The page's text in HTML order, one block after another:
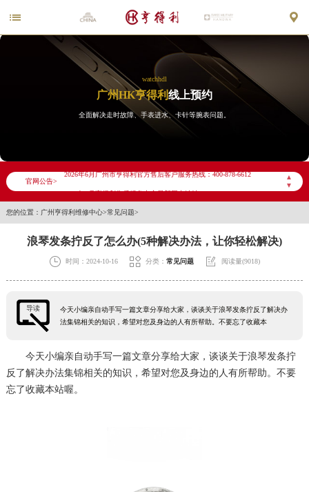
 
watchhdl
广州HK亨得利线上预约
全面解决走时故障、手表进水、卡针等腕表问题。
官网公告>
▲
▼
2026年6月广州市亨得利官方售后客户服务热线：400-878-6612
2026年6月亨得利售后服务中心最新网点地址：
您的位置： 广州亨得利维修中心>常见问题>
浪琴发条拧反了怎么办(5种解决办法，让你轻松解决)
 时间：2024-10-16  分类： 常见问题  阅读量(9018)
导读
今天小编亲自动手写一篇文章分享给大家，谈谈关于浪琴发条拧反了解决办
法集锦相关的知识，希望对您及身边的人有所帮助。不要忘了收藏本
今天小编亲自动手写一篇文章分享给大家，谈谈关于浪琴发条拧
反了解决办法集锦相关的知识，希望对您及身边的人有所帮助。不要
忘了收藏本站喔。